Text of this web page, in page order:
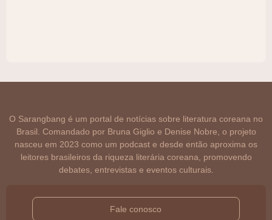
O Sarangbang é um portal de notícias sobre literatura coreana no
Brasil. Comandado por Bruna Giglio e Denise Nobre, o projeto
nasceu em 2023 como um podcast e desde então aproxima os
leitores brasileiros da riqueza literária coreana, promovendo
debates, entrevistas e eventos culturais.
Fale conosco